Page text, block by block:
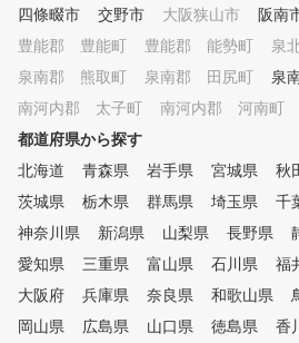
四條畷市
交野市 大阪狭山市 阪南
豊能郡 豊能町
豊能郡 能勢町
泉
泉南郡 熊取町
泉南郡 田尻町
泉
南河内郡 太子町
南河内郡 河南町
都道府県から探す
北海道
青森県 岩手県 宮城県 秋
茨城県
栃木県 群馬県 埼玉県 千
神奈川県
新潟県 山梨県 長野県
愛知県
三重県 富山県 石川県 福
大阪府
兵庫県 奈良県 和歌山県
岡山県
広島県 山口県 徳島県 香